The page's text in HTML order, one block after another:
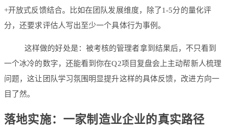
+开放式反馈结合。比如在团队发展维度，除了1-5分的量化评
分，还要求评估人写出至少一个具体行为事例。
这样做的好处是：被考核的管理者拿到结果后，不只看到
一个冰冷的数字，还能看到你在Q2项目复盘会上主动帮新人梳理
问题，这让团队学习氛围明显提升这样的具体反馈，改进方向一
目了然。
落地实施：一家制造业企业的真实路径